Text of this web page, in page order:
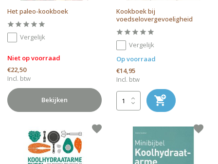
Het paleo-kookboek
Vergelijk
Niet op voorraad
€22,50
Incl. btw
Bekijken
Kookboek bij
voedselovergevoeligheid
Vergelijk
Op voorraad
€14,95
Incl. btw